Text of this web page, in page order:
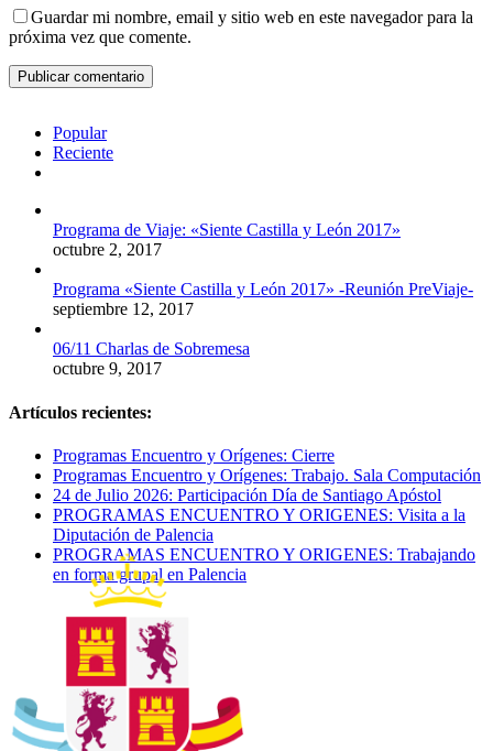
Guardar mi nombre, email y sitio web en este navegador para la
próxima vez que comente.
Popular
Reciente
Programa de Viaje: «Siente Castilla y León 2017»
octubre 2, 2017
Programa «Siente Castilla y León 2017» -Reunión PreViaje-
septiembre 12, 2017
06/11 Charlas de Sobremesa
octubre 9, 2017
Artículos recientes:
Programas Encuentro y Orígenes: Cierre
Programas Encuentro y Orígenes: Trabajo. Sala Computación
24 de Julio 2026: Participación Día de Santiago Apóstol
PROGRAMAS ENCUENTRO Y ORIGENES: Visita a la
Diputación de Palencia
PROGRAMAS ENCUENTRO Y ORIGENES: Trabajando
en forma grupal en Palencia